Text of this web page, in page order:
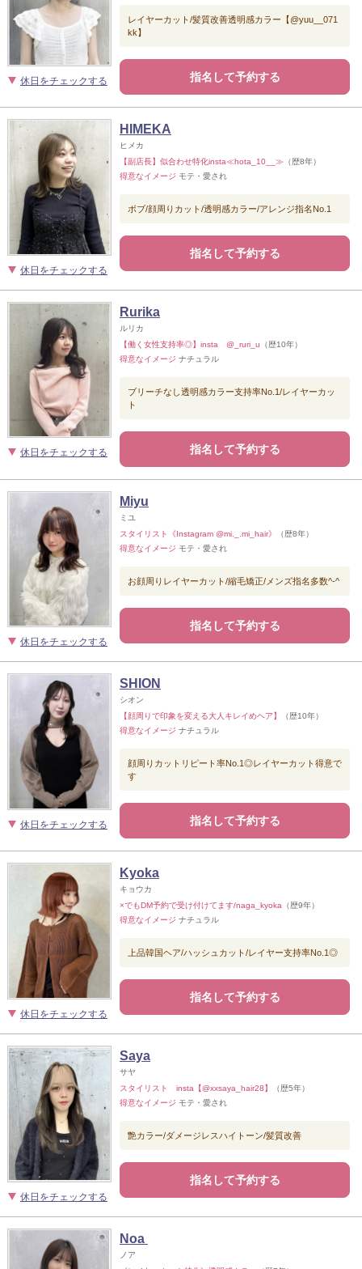
休日をチェックする
レイヤーカット/髪質改善透明感カラー【@yuu__071
kk】
指名して予約する
休日をチェックする
HIMEKA
ヒメカ
【副店長】似合わせ特化insta≪hota_10__≫ （歴8年）
得意なイメージ モテ・愛され
ボブ/顔周りカット/透明感カラー/アレンジ指名No.1
指名して予約する
休日をチェックする
Rurika
ルリカ
【働く女性支持率◎】insta @_ruri_u （歴10年）
得意なイメージ ナチュラル
ブリーチなし透明感カラー支持率No.1/レイヤーカッ
ト
指名して予約する
休日をチェックする
Miyu
ミユ
スタイリスト《Instagram @mi._.mi_hair》
（歴8年）
得意なイメージ モテ・愛され
お顔周りレイヤーカット/縮毛矯正/メンズ指名多数^-^
指名して予約する
休日をチェックする
SHION
シオン
【顔周りで印象を変える大人キレイめヘア】
（歴10年）
得意なイメージ ナチュラル
顔周りカットリピート率No.1◎レイヤーカット得意で
す
指名して予約する
休日をチェックする
Kyoka
キョウカ
×でもDM予約で受け付けてます/naga_kyoka （歴9年）
得意なイメージ ナチュラル
上品韓国ヘア/ハッシュカット/レイヤー支持率No.1◎
指名して予約する
休日をチェックする
Saya
サヤ
スタイリスト insta【@xxsaya_hair28】
（歴5年）
得意なイメージ モテ・愛され
艶カラー/ダメージレスハイトーン/髪質改善
指名して予約する
Noa
ノア